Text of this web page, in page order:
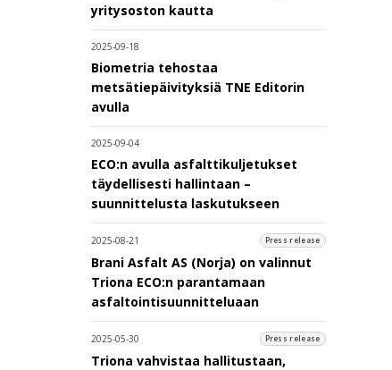
yritysoston kautta
2025-09-18
Biometria tehostaa
metsätiepäivityksiä TNE Editorin
avulla
2025-09-04
ECO:n avulla asfalttikuljetukset
täydellisesti hallintaan –
suunnittelusta laskutukseen
2025-08-21 Press release
Brani Asfalt AS (Norja) on valinnut
Triona ECO:n parantamaan
asfaltointisuunnitteluaan
2025-05-30 Press release
Triona vahvistaa hallitustaan,